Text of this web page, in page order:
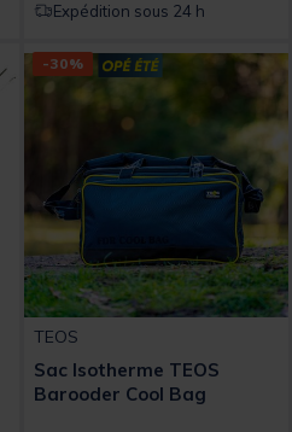
Expédition sous 24 h
-30%
TEOS
Sac Isotherme TEOS
Barooder Cool Bag